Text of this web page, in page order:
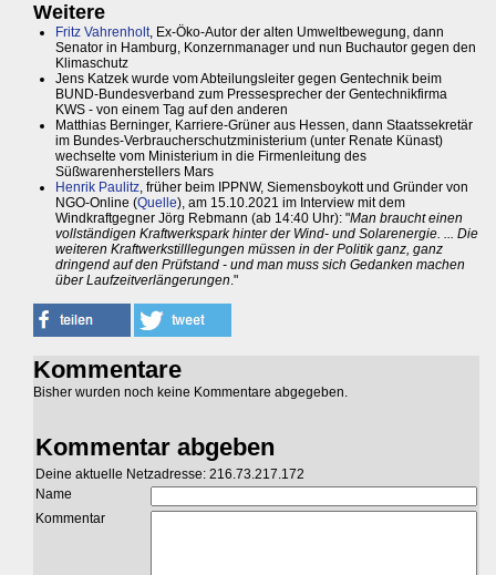
Weitere
Fritz Vahrenholt, Ex-Öko-Autor der alten Umweltbewegung, dann
Senator in Hamburg, Konzernmanager und nun Buchautor gegen den
Klimaschutz
Jens Katzek wurde vom Abteilungsleiter gegen Gentechnik beim
BUND-Bundesverband zum Pressesprecher der Gentechnikfirma
KWS - von einem Tag auf den anderen
Matthias Berninger, Karriere-Grüner aus Hessen, dann Staatssekretär
im Bundes-Verbraucherschutzministerium (unter Renate Künast)
wechselte vom Ministerium in die Firmenleitung des
Süßwarenherstellers Mars
Henrik Paulitz, früher beim IPPNW, Siemensboykott und Gründer von
NGO-Online (Quelle), am 15.10.2021 im Interview mit dem
Windkraftgegner Jörg Rebmann (ab 14:40 Uhr): "Man braucht einen
vollständigen Kraftwerkspark hinter der Wind- und Solarenergie. ... Die
weiteren Kraftwerkstilllegungen müssen in der Politik ganz, ganz
dringend auf den Prüfstand - und man muss sich Gedanken machen
über Laufzeitverlängerungen."
Kommentare
Bisher wurden noch keine Kommentare abgegeben.
Kommentar abgeben
Deine aktuelle Netzadresse: 216.73.217.172
Name
Kommentar